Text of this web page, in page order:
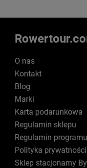
O nas
Kontakt
Blog
Marki
Karta podarunkowa
Regulamin sklepu
Regulamin
Polityka prywatności
Sklep stacjonarny